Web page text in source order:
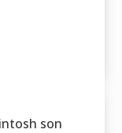
son